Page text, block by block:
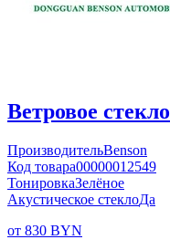
Ветровое стекло
ПроизводительBenson
Код товара00000012549
ТонировкаЗелёное
Акустическое стеклоДа
от 830 BYN